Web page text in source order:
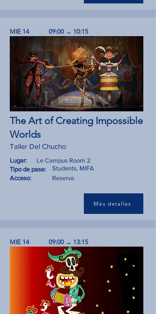
MIE 14 09:00 → 10:15
The Art of Creating Impossible
Worlds
Taller Del Chucho
Lugar:
Tipo de pase:
Le Campus Room 2
Students, MIFA
Acceso:
Reserva
Más detalles
MIE 14 09:00 → 13:15